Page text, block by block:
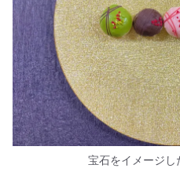
宝石をイメージし